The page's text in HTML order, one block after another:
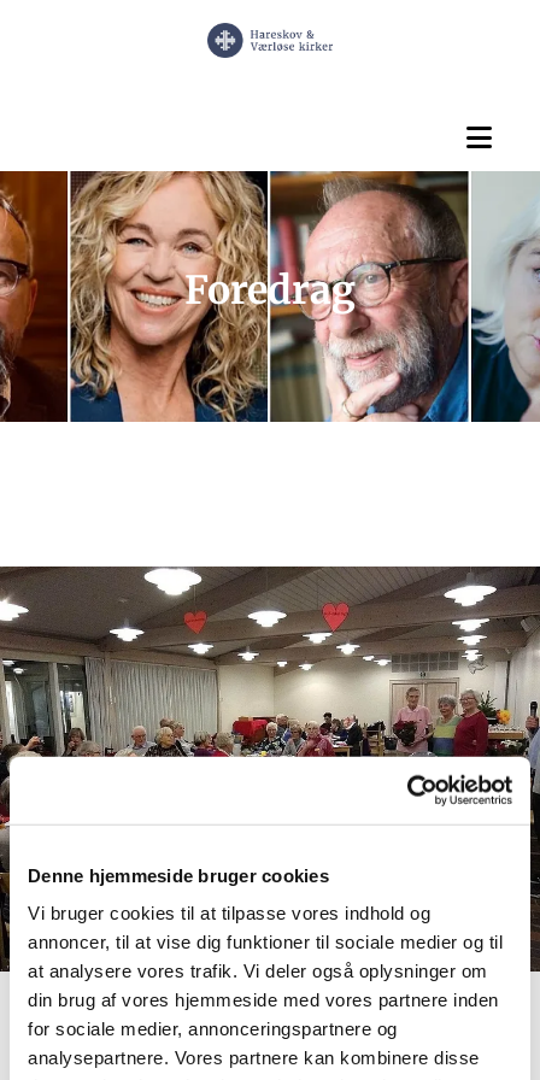
Denne hjemmeside bruger cookies
Vi bruger cookies til at tilpasse vores indhold og
annoncer, til at vise dig funktioner til sociale medier og til
at analysere vores trafik. Vi deler også oplysninger om
din brug af vores hjemmeside med vores partnere inden
for sociale medier, annonceringspartnere og
analysepartnere. Vores partnere kan kombinere disse
Foredrag
Velkommen til kirkernes foredrag